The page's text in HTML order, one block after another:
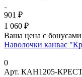
901 ₽
1 060 ₽
Ваша цена с бонусами
Наволочки канвас
0
Арт. КАН1205-